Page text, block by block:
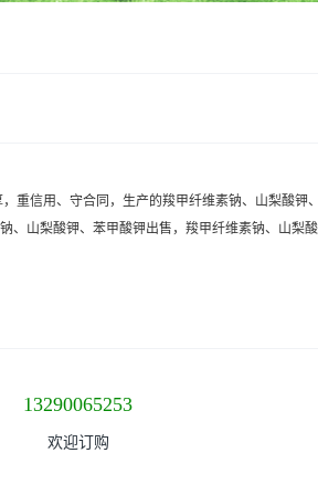
重信用、守合同，生产的羧甲纤维素钠、山梨酸钾
山梨酸钾、苯甲酸钾出售，羧甲纤维素钠、山梨酸
13290065253
欢迎订购